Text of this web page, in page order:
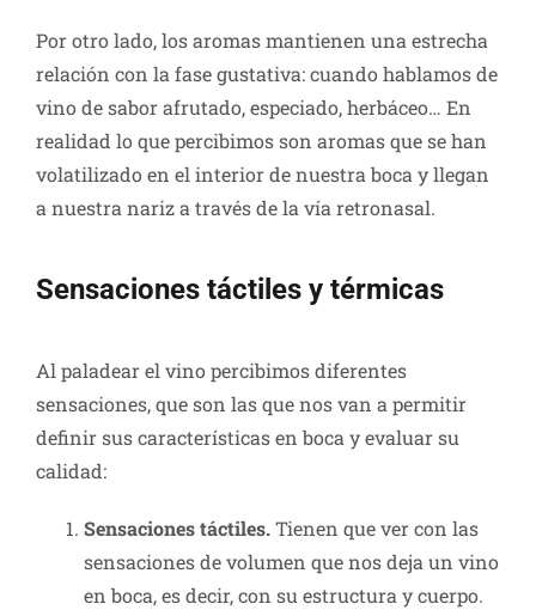
Por otro lado, los aromas mantienen una estrecha
relación con la fase gustativa: cuando hablamos de
vino de sabor afrutado, especiado, herbáceo… En
realidad lo que percibimos son aromas que se han
volatilizado en el interior de nuestra boca y llegan
a nuestra nariz a través de la vía retronasal.
Sensaciones táctiles y térmicas
Al paladear el vino percibimos diferentes
sensaciones, que son las que nos van a permitir
definir sus características en boca y evaluar su
calidad:
Sensaciones táctiles.Tienen que ver con las
sensaciones de volumen que nos deja un vino
en boca, es decir, con su estructura y cuerpo.